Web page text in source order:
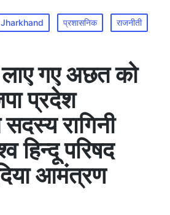
Jharkhand प्रशासनिक राजनीती
गए अछत को
प्रदेश
सदस्य रागिनी
हिन्दू परिषद
आमंत्रण